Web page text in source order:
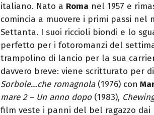
italiano. Nato a Roma nel 1957 e
comincia a muovere i primi passi
Settanta. I suoi riccioli biondi e lo
perfetto per i fotoromanzi del
trampolino di lancio per la sua
davvero breve: viene scritturato per
Sorbole…che romagnola(1976) con
mare 2 – Un anno dopo(1983),
film veste i panni del bel ragazzo dai